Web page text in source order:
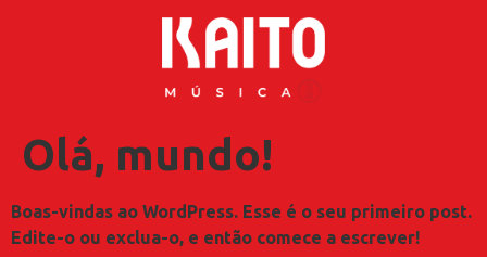
Olá, mundo!
Boas-vindas ao WordPress. Esse é o seu primeiro post.
Edite-o ou exclua-o, e então comece a escrever!